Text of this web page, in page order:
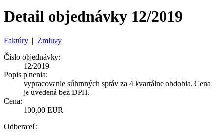
Detail objednávky 12/2019
Faktúry | Zmluvy
Číslo objednávky:
12/2019
Popis plnenia:
vypracovanie súhrnných správ za 4 kvartálne obdobia. Cena
je uvedená bez DPH.
Cena:
100,00 EUR
Odberateľ: